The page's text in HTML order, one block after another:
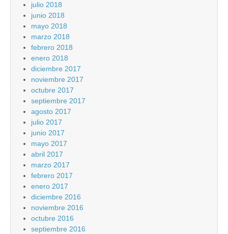
julio 2018
junio 2018
mayo 2018
marzo 2018
febrero 2018
enero 2018
diciembre 2017
noviembre 2017
octubre 2017
septiembre 2017
agosto 2017
julio 2017
junio 2017
mayo 2017
abril 2017
marzo 2017
febrero 2017
enero 2017
diciembre 2016
noviembre 2016
octubre 2016
septiembre 2016